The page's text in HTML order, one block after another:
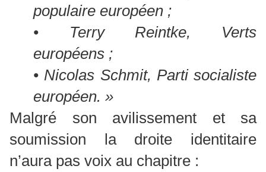
populaire européen ;
• Terry Reintke, Verts
européens ;
• Nicolas Schmit, Parti socialiste
européen. »
Malgré son avilissement et sa
soumission la droite identitaire
n’aura pas voix au chapitre :